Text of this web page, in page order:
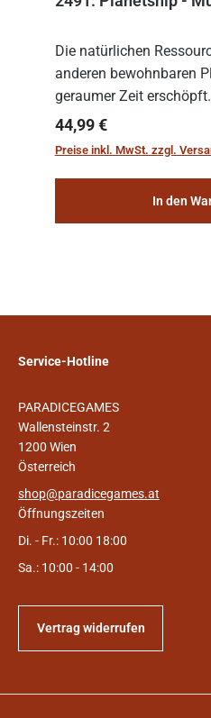
Die natürlichen
anderen bewohnbaren
geraumer Zeit
sichern, wurden die
„Weltenschiffe“ gebaut.
Regulärer Preis:
44,99 €
Preise inkl. MwSt. zzgl.
In den
Service-Hotline
PARADICEGAMES
Wallensteinstr. 2
1200 Wien
Österreich
shop@paradicegames.at
Öffnungszeiten
Di. - Fr.: 10:00 18:00
Sa.: 10:00 - 14:00
Vertrag widerrufen